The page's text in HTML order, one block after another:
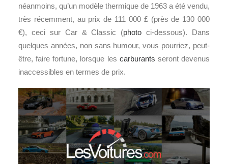
néanmoins, qu’un modèle thermique de 1963 a été vendu,
très récemment, au prix de 111 000 £ (près de 130 000
€), ceci sur Car & Classic (photo ci-dessous). Dans
quelques années, non sans humour, vous pourriez, peut-
être, faire fortune, lorsque les carburants seront devenus
inaccessibles en termes de prix.